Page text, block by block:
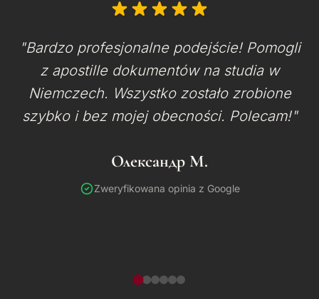
"Bardzo profesjonalne podejście! Pomogli
z apostille dokumentów na studia w
Niemczech. Wszystko zostało zrobione
szybko i bez mojej obecności. Polecam!"
Олександр М.
Zweryfikowana opinia z Google